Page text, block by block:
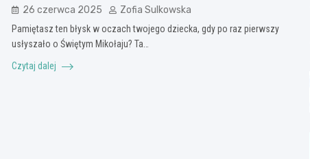
26 czerwca 2025 Zofia Sulkowska
Pamiętasz ten błysk w oczach twojego dziecka, gdy po raz pierwszy
usłyszało o Świętym Mikołaju? Ta…
Czytaj dalej